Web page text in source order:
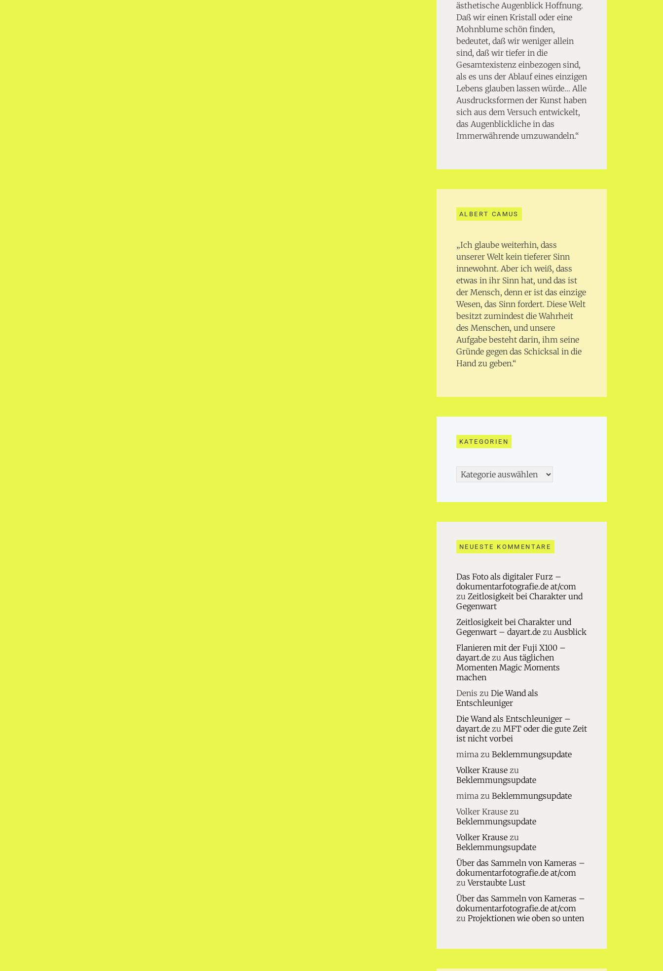
ästhetische Augenblick Hoffnung.
Daß wir einen Kristall oder eine
Mohnblume schön finden,
bedeutet, daß wir weniger allein
sind, daß wir tiefer in die
Gesamtexistenz einbezogen sind,
als es uns der Ablauf eines einzigen
Lebens glauben lassen würde… Alle
Ausdrucksformen der Kunst haben
sich aus dem Versuch entwickelt,
das Augenblickliche in das
Immerwährende umzuwandeln.“
ALBERT CAMUS
„Ich glaube weiterhin, dass
unserer Welt kein tieferer Sinn
innewohnt. Aber ich weiß, dass
etwas in ihr Sinn hat, und das ist
der Mensch, denn er ist das einzige
Wesen, das Sinn fordert. Diese Welt
besitzt zumindest die Wahrheit
des Menschen, und unsere
Aufgabe besteht darin, ihm seine
Gründe gegen das Schicksal in die
Hand zu geben.“
KATEGORIEN
Kategorien
NEUESTE KOMMENTARE
Das Foto als digitaler Furz –
dokumentarfotografie.de at/com
zu Zeitlosigkeit bei Charakter und
Gegenwart
Zeitlosigkeit bei Charakter und
Gegenwart – dayart.dezu Ausblick
Flanieren mit der Fuji X100 –
dayart.dezu Aus täglichen
Momenten Magic Moments
machen
Denis zu Die Wand als
Entschleuniger
Die Wand als Entschleuniger –
dayart.dezu MFT oder die gute Zeit
ist nicht vorbei
mimazu Beklemmungsupdate
Volker Krausezu
Beklemmungsupdate
mimazu Beklemmungsupdate
Volker Krausezu
Beklemmungsupdate
Volker Krausezu
Beklemmungsupdate
Über das Sammeln von Kameras –
dokumentarfotografie.de at/com
zuVerstaubte Lust
Über das Sammeln von Kameras –
dokumentarfotografie.de at/com
zu Projektionen wie oben so unten